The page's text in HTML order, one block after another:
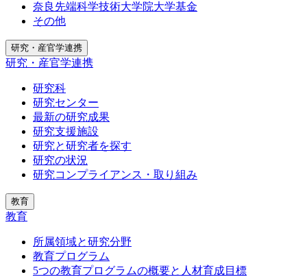
奈良先端科学技術大学院大学基金
その他
研究・産官学連携
研究・産官学連携
研究科
研究センター
最新の研究成果
研究支援施設
研究と研究者を探す
研究の状況
研究コンプライアンス・取り組み
教育
教育
所属領域と研究分野
教育プログラム
5つの教育プログラムの概要と人材育成目標